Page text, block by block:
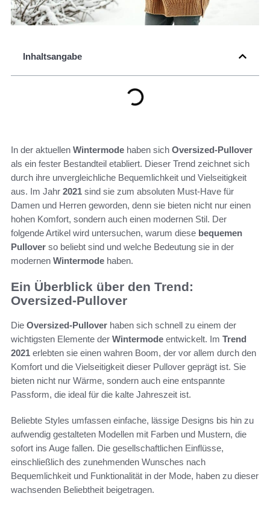
Inhaltsangabe
In der aktuellen Wintermode haben sich Oversized-Pullover
als ein fester Bestandteil etabliert. Dieser Trend zeichnet sich
durch ihre unvergleichliche Bequemlichkeit und Vielseitigkeit
aus. Im Jahr 2021 sind sie zum absoluten Must-Have für
Damen und Herren geworden, denn sie bieten nicht nur einen
hohen Komfort, sondern auch einen modernen Stil. Der
folgende Artikel wird untersuchen, warum diese bequemen
Pullover so beliebt sind und welche Bedeutung sie in der
modernen Wintermode haben.
Ein Überblick über den Trend:
Oversized-Pullover
Die Oversized-Pullover haben sich schnell zu einem der
wichtigsten Elemente der Wintermode entwickelt. Im Trend
2021 erlebten sie einen wahren Boom, der vor allem durch den
Komfort und die Vielseitigkeit dieser Pullover geprägt ist. Sie
bieten nicht nur Wärme, sondern auch eine entspannte
Passform, die ideal für die kalte Jahreszeit ist.
Beliebte Styles umfassen einfache, lässige Designs bis hin zu
aufwendig gestalteten Modellen mit Farben und Mustern, die
sofort ins Auge fallen. Die gesellschaftlichen Einflüsse,
einschließlich des zunehmenden Wunsches nach
Bequemlichkeit und Funktionalität in der Mode, haben zu dieser
wachsenden Beliebtheit beigetragen.